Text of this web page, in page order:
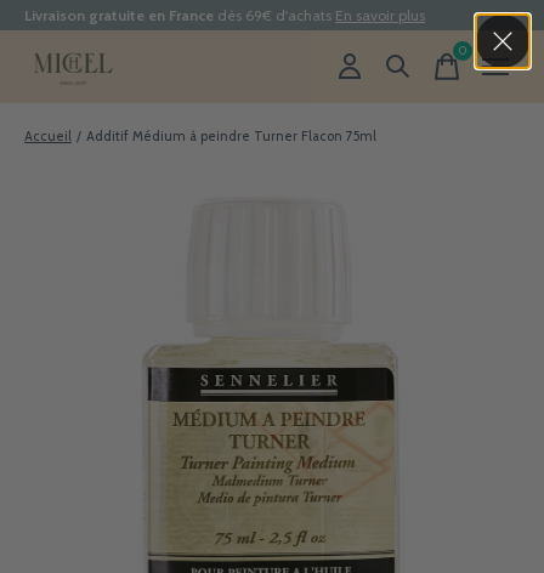
Livraison gratuite en France dès 69€ d'achats En savoir plus
0items
Accueil / Additif Médium à peindre Turner Flacon 75ml